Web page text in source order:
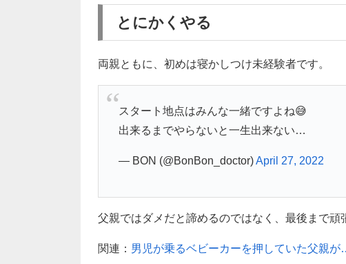
とにかくやる
両親ともに、初めは寝かしつけ未経験者です。
スタート地点はみんな一緒ですよね😅
出来るまでやらないと一生出来ない…
— BON (@BonBon_doctor)April 27, 2022
父親ではダメだと諦めるのではなく、最後まで
関連： 男児が乗るベビーカーを押していた父親